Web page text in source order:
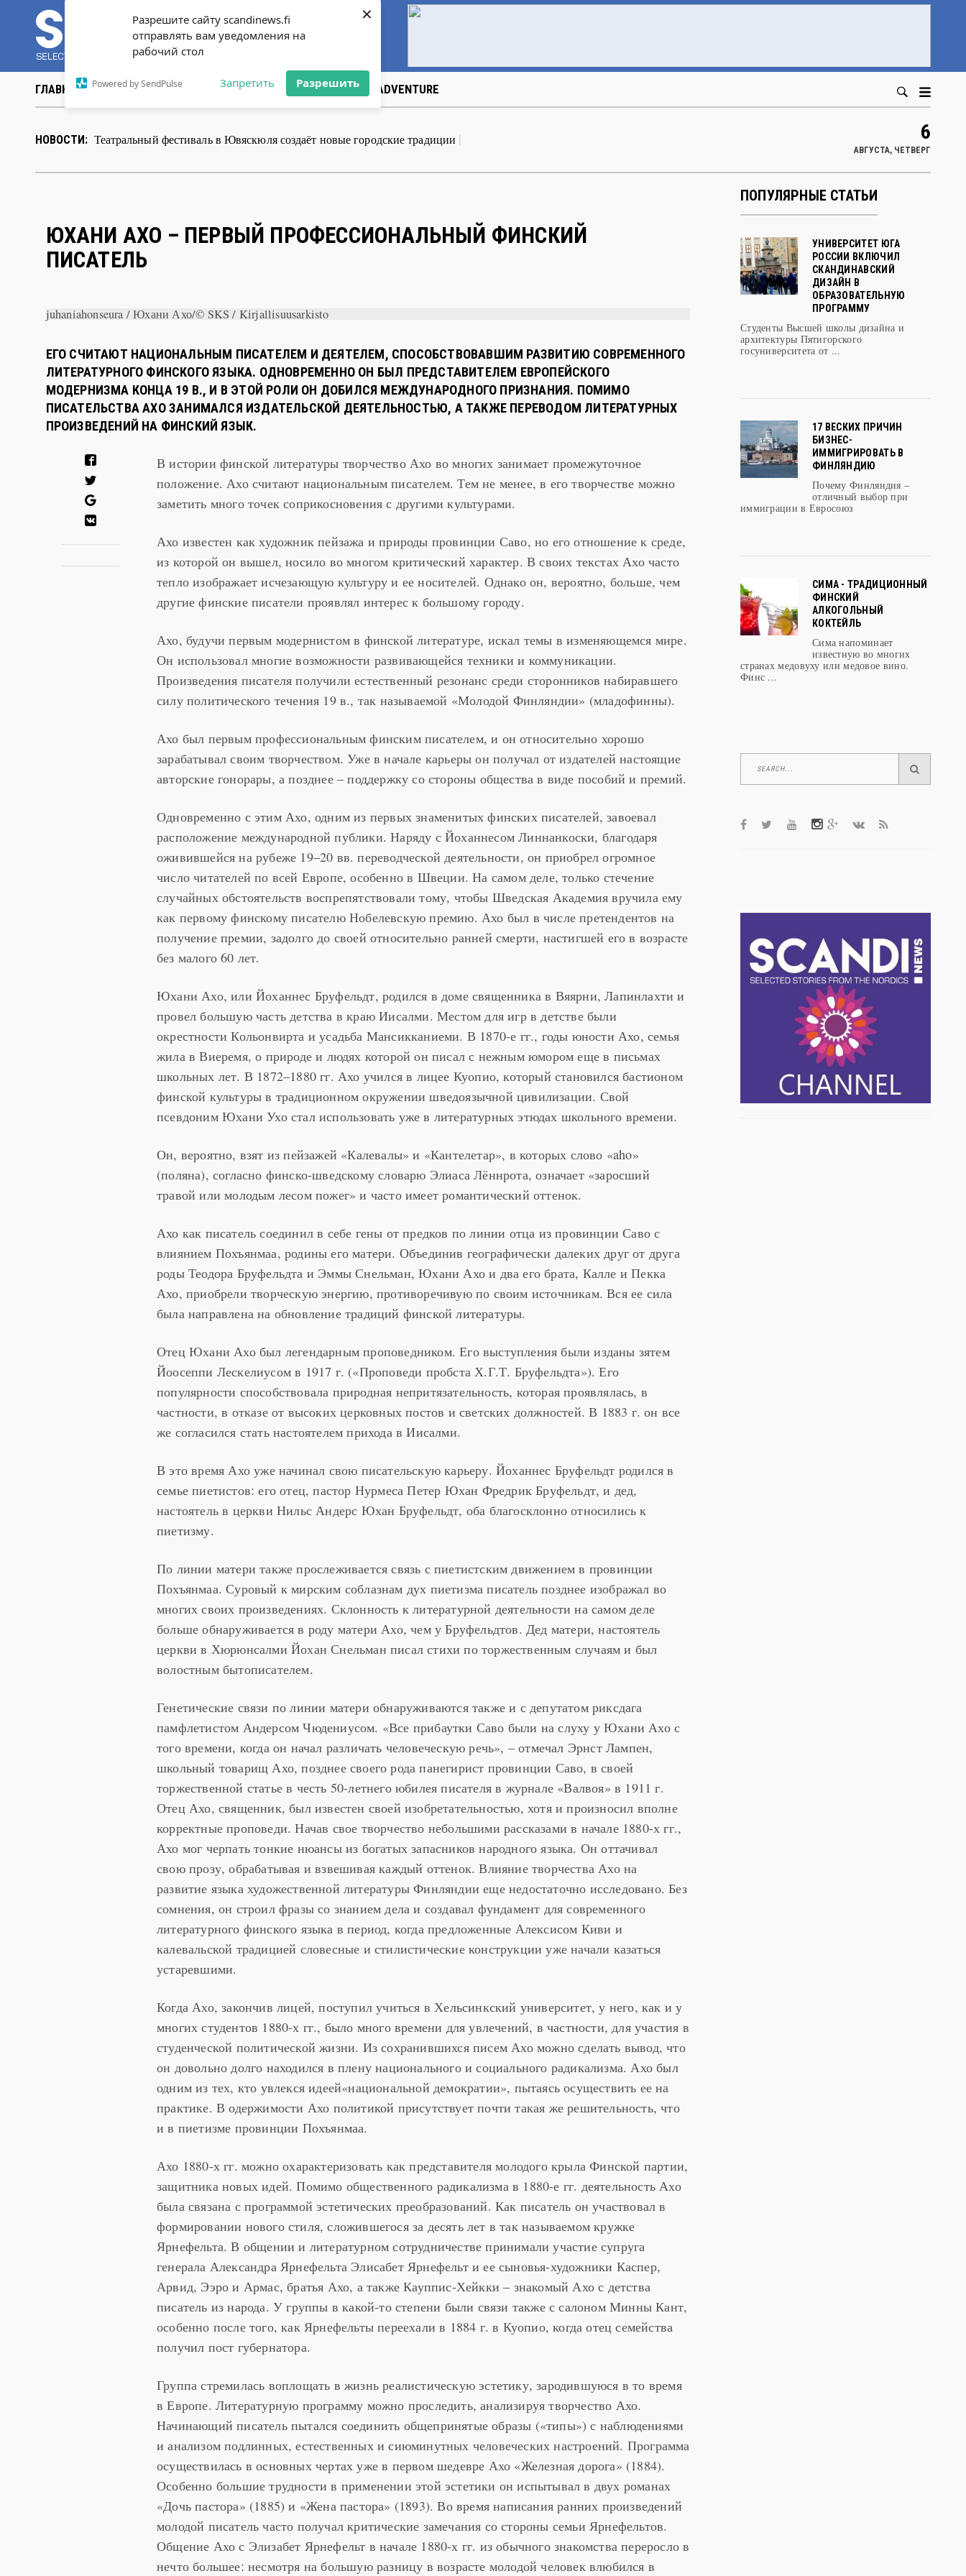
Разрешите сайту scandinews.fi
отправлять вам уведомления на
рабочий стол
Powered by SendPulse Запретить Разрешить
×
ГЛАВНАЯ НОВОСТИ СТАТЬИ ВИДЕО ABOUT US ART&АDVENTURE
НОВОСТИ: Теа| 6
АВГУСТА, ЧЕТВЕРГ
ЮХАНИ АХО – ПЕРВЫЙ ПРОФЕССИОНАЛЬНЫЙ ФИНСКИЙ
ПИСАТЕЛЬ
juhaniahonseura / Юхани Ахо/© SKS / Kirjallisuusarkisto
ЕГО СЧИТАЮТ НАЦИОНАЛЬНЫМ ПИСАТЕЛЕМ И ДЕЯТЕЛЕМ, СПОСОБСТВОВАВШИМ РАЗВИТИЮ СОВРЕМЕННОГО
ЛИТЕРАТУРНОГО ФИНСКОГО ЯЗЫКА. ОДНОВРЕМЕННО ОН БЫЛ ПРЕДСТАВИТЕЛЕМ ЕВРОПЕЙСКОГО
МОДЕРНИЗМА КОНЦА 19 В., И В ЭТОЙ РОЛИ ОН ДОБИЛСЯ МЕЖДУНАРОДНОГО ПРИЗНАНИЯ. ПОМИМО
ПИСАТЕЛЬСТВА АХО ЗАНИМАЛСЯ ИЗДАТЕЛЬСКОЙ ДЕЯТЕЛЬНОСТЬЮ, А ТАКЖЕ ПЕРЕВОДОМ ЛИТЕРАТУРНЫХ
ПРОИЗВЕДЕНИЙ НА ФИНСКИЙ ЯЗЫК.
В истории финской литературы творчество Ахо во многих занимает промежуточное
положение. Ахо считают национальным писателем. Тем не менее, в его творчестве можно
заметить много точек соприкосновения с другими культурами.
Ахо известен как художник пейзажа и природы провинции Саво, но его отношение к среде,
из которой он вышел, носило во многом критический характер. В своих текстах Ахо часто
тепло изображает исчезающую культуру и ее носителей. Однако он, вероятно, больше, чем
другие финские писатели проявлял интерес к большому городу.
Ахо, будучи первым модернистом в финской литературе, искал темы в изменяющемся мире.
Он использовал многие возможности развивающейся техники и коммуникации.
Произведения писателя получили естественный резонанс среди сторонников набиравшего
силу политического течения 19 в., так называемой «Молодой Финляндии» (младофинны).
Ахо был первым профессиональным финским писателем, и он относительно хорошо
зарабатывал своим творчеством. Уже в начале карьеры он получал от издателей настоящие
авторские гонорары, а позднее – поддержку со стороны общества в виде пособий и премий.
Одновременно с этим Ахо, одним из первых знаменитых финских писателей, завоевал
расположение международной публики. Наряду с Йоханнесом Линнанкоски, благодаря
оживившейся на рубеже 19–20 вв. переводческой деятельности, он приобрел огромное
число читателей по всей Европе, особенно в Швеции. На самом деле, только стечение
случайных обстоятельств воспрепятствовали тому, чтобы Шведская Академия вручила ему
как первому финскому писателю Нобелевскую премию. Ахо был в числе претендентов на
получение премии, задолго до своей относительно ранней смерти, настигшей его в возрасте
без малого 60 лет.
Юхани Ахо, или Йоханнес Бруфельдт, родился в доме священника в Вяярни, Лапинлахти и
провел большую часть детства в краю Иисалми. Местом для игр в детстве были
окрестности Кольонвирта и усадьба Мансикканиеми. В 1870-е гг., годы юности Ахо, семья
жила в Виеремя, о природе и людях которой он писал с нежным юмором еще в письмах
школьных лет. В 1872–1880 гг. Ахо учился в лицее Куопио, который становился бастионом
финской культуры в традиционном окружении шведоязычной цивилизации. Свой
псевдоним Юхани Ухо стал использовать уже в литературных этюдах школьного времени.
Он, вероятно, взят из пейзажей «Калевалы» и «Кантелетар», в которых слово «aho»
(поляна), согласно финско-шведскому словарю Элиаса Лённрота, означает «заросший
травой или молодым лесом пожег» и часто имеет романтический оттенок.
Ахо как писатель соединил в себе гены от предков по линии отца из провинции Саво с
влиянием Похъянмаа, родины его матери. Объединив географически далеких друг от друга
роды Теодора Бруфельдта и Эммы Снельман, Юхани Ахо и два его брата, Калле и Пекка
Ахо, приобрели творческую энергию, противоречивую по своим источникам. Вся ее сила
была направлена на обновление традиций финской литературы.
Отец Юхани Ахо был легендарным проповедником. Его выступления были изданы зятем
Йоосеппи Лескелиусом в 1917 г. («Проповеди пробста Х.Г.Т. Бруфельдта»). Его
популярности способствовала природная непритязательность, которая проявлялась, в
частности, в отказе от высоких церковных постов и светских должностей. В 1883 г. он все
же согласился стать настоятелем прихода в Иисалми.
В это время Ахо уже начинал свою писательскую карьеру. Йоханнес Бруфельдт родился в
семье пиетистов: его отец, пастор Нурмеса Петер Юхан Фредрик Бруфельдт, и дед,
настоятель в церкви Нильс Андерс Юхан Бруфельдт, оба благосклонно относились к
пиетизму.
По линии матери также прослеживается связь с пиетистским движением в провинции
Похъянмаа. Суровый к мирским соблазнам дух пиетизма писатель позднее изображал во
многих своих произведениях. Склонность к литературной деятельности на самом деле
больше обнаруживается в роду матери Ахо, чем у Бруфельдтов. Дед матери, настоятель
церкви в Хюрюнсалми Йохан Снельман писал стихи по торжественным случаям и был
волостным бытописателем.
Генетические связи по линии матери обнаруживаются также и с депутатом риксдага
памфлетистом Андерсом Чюдениусом. «Все прибаутки Саво были на слуху у Юхани Ахо с
того времени, когда он начал различать человеческую речь», – отмечал Эрнст Лампен,
школьный товарищ Ахо, позднее своего рода панегирист провинции Саво, в своей
торжественной статье в честь 50-летнего юбилея писателя в журнале «Валвоя» в 1911 г.
Отец Ахо, священник, был известен своей изобретательностью, хотя и произносил вполне
корректные проповеди. Начав свое творчество небольшими рассказами в начале 1880-х гг.,
Ахо мог черпать тонкие нюансы из богатых запасников народного языка. Он оттачивал
свою прозу, обрабатывая и взвешивая каждый оттенок. Влияние творчества Ахо на
развитие языка художественной литературы Финляндии еще недостаточно исследовано. Без
сомнения, он строил фразы со знанием дела и создавал фундамент для современного
литературного финского языка в период, когда предложенные Алексисом Киви и
калевальской традицией словесные и стилистические конструкции уже начали казаться
устаревшими.
Когда Ахо, закончив лицей, поступил учиться в Хельсинкский университет, у него, как и у
многих студентов 1880-х гг., было много времени для увлечений, в частности, для участия в
студенческой политической жизни. Из сохранившихся писем Ахо можно сделать вывод, что
он довольно долго находился в плену национального и социального радикализма. Ахо был
одним из тех, кто увлекся идеей«национальной демократии», пытаясь осуществить ее на
практике. В одержимости Ахо политикой присутствует почти такая же решительность, что
и в пиетизме провинции Похъянмаа.
Ахо 1880-х гг. можно охарактеризовать как представителя молодого крыла Финской партии,
защитника новых идей. Помимо общественного радикализма в 1880-е гг. деятельность Ахо
была связана с программой эстетических преобразований. Как писатель он участвовал в
формировании нового стиля, сложившегося за десять лет в так называемом кружке
Ярнефельта. В общении и литературном сотрудничестве принимали участие супруга
генерала Александра Ярнефельта Элисабет Ярнефельт и ее сыновья-художники Каспер,
Арвид, Ээро и Армас, братья Ахо, а также Кауппис-Хейкки – знакомый Ахо с детства
писатель из народа. У группы в какой-то степени были связи также с салоном Минны Кант,
особенно после того, как Ярнефельты переехали в 1884 г. в Куопио, когда отец семейства
получил пост губернатора.
Группа стремилась воплощать в жизнь реалистическую эстетику, зародившуюся в то время
в Европе. Литературную программу можно проследить, анализируя творчество Ахо.
Начинающий писатель пытался соединить общепринятые образы («типы») с наблюдениями
и анализом подлинных, естественных и сиюминутных человеческих настроений. Программа
осуществилась в основных чертах уже в первом шедевре Ахо «Железная дорога» (1884).
Особенно большие трудности в применении этой эстетики он испытывал в двух романах
«Дочь пастора» (1885) и «Жена пастора» (1893). Во время написания ранних произведений
молодой писатель часто получал критические замечания со стороны семьи Ярнефельтов.
Общение Ахо с Элизабет Ярнефельт в начале 1880-х гг. из обычного знакомства переросло в
нечто большее: несмотря на большую разницу в возрасте молодой человек влюбился в
ПОПУЛЯРНЫЕ СТАТЬИ
УНИВЕРСИТЕТ ЮГА
РОССИИ ВКЛЮЧИЛ
СКАНДИНАВСКИЙ
ДИЗАЙН В
ОБРАЗОВАТЕЛЬНУЮ
ПРОГРАММУ
Студенты Высшей школы дизайна и
архитектуры Пятигорского
госуниверситета от ...
17 ВЕСКИХ ПРИЧИН
БИЗНЕС-
ИММИГРИРОВАТЬ В
ФИНЛЯНДИЮ
Почему Финляндия –
отличный выбор при
иммиграции в Евросоюз
СИМА - ТРАДИЦИОННЫЙ
ФИНСКИЙ
АЛКОГОЛЬНЫЙ
КОКТЕЙЛЬ
Сима напоминает
известную во многих
странах медовуху или медовое вино.
Финс ...